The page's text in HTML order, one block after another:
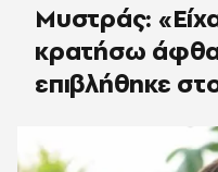
Μυστράς:
κρατήσω
επιβλήθηκε